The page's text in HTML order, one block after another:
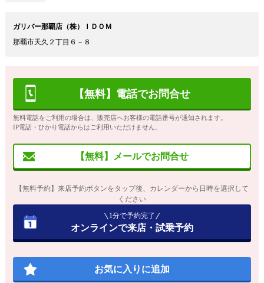
ガリバー那覇店（株）ＩＤＯＭ
那覇市天久２丁目６－８
【無料】電話でお問合せ
無料電話をご利用の場合は、販売店へお客様の電話番号が通知されます。
IP電話・ひかり電話からはご利用いただけません。
【無料】メールでお問合せ
【無料予約】来店予約ボタンをタップ後、カレンダーから日時を選択して
ください
1分で予約完了
オンラインで来店・試乗予約
お気に入りに追加